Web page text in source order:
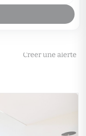
Créer une alerte